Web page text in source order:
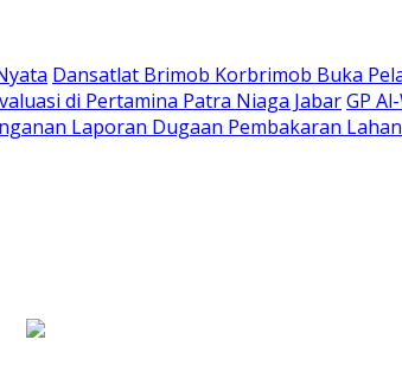
Dansatlat Brimob Korbrimob Buka
di Pertamina Patra Niaga JabarGP
Laporan Dugaan Pembakaran